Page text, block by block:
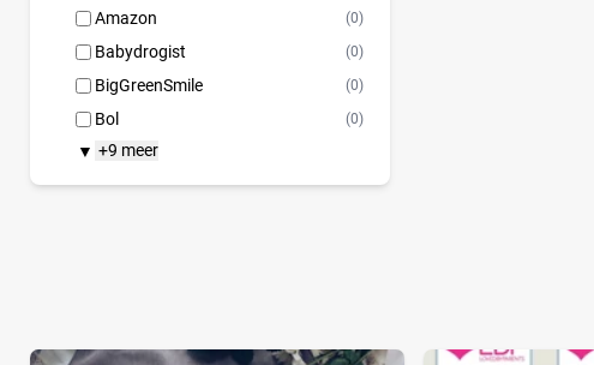
Amazon (0)
Babydrogist (0)
BigGreenSmile (0)
Bol (0)
▼ +9 meer